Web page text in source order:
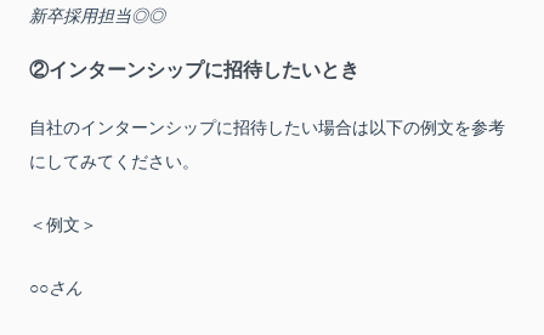
新卒採用担当◎◎
②インターンシップに招待したいとき
自社のインターンシップに招待したい場合は以下の例文を参考
にしてみてください。
＜例文＞
○○さん